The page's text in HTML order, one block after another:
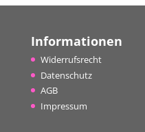
Informationen
Widerrufsrecht
Datenschutz
AGB
Impressum